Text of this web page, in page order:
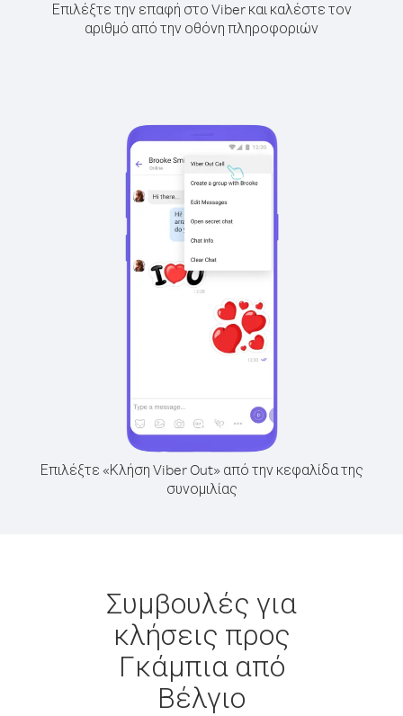
Επιλέξτε την επαφή στο Viber και καλέστε τον
αριθμό από την οθόνη πληροφοριών
Επιλέξτε «Κλήση Viber Out» από την κεφαλίδα της
συνομιλίας
Συμβουλές για
κλήσεις προς
Γκάμπια από
Βέλγιο